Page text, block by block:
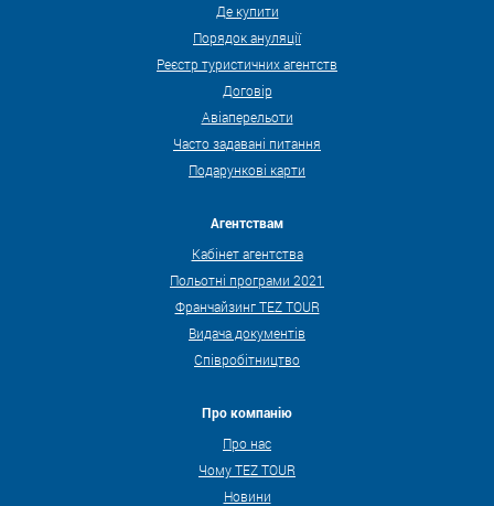
Де купити
Порядок ануляції
Реєстр туристичних агентств
Договір
Авіаперельоти
Часто задавані питання
Подарункові карти
Агентствам
Кабінет агентства
Польотні програми 2021
Франчайзинг TEZ TOUR
Видача документів
Співробітництво
Про компанію
Про нас
Чому TEZ TOUR
Новини